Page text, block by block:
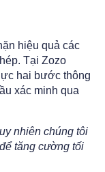
hiệu quả các
Tại Zozo
hai bước thông
xác minh qua
nhiên chúng tôi
tăng cường tối